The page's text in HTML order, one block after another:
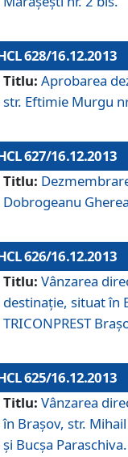
628/16.12.2013
Titlu: Aprobarea
str. Eftimie Murgu
627/16.12.2013
Titlu:
Dobrogeanu
626/16.12.2013
Titlu: Vânzarea
destinaţie, situat în
TRICONPREST
625/16.12.2013
Titlu: Vânzarea
în Braşov, str.
şi Bucşa Paraschiva.